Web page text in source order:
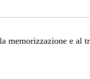
memorizzazione e al